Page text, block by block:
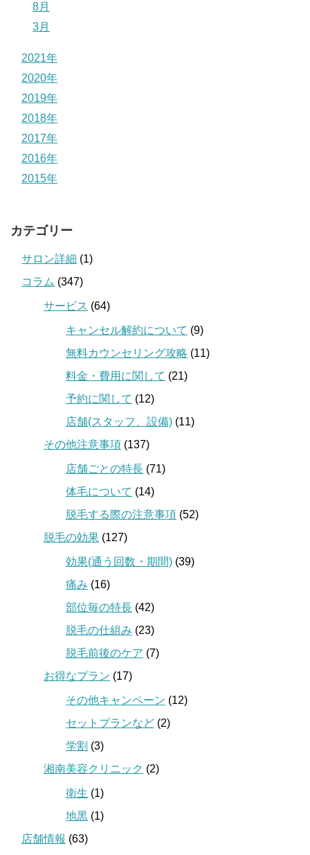
8月
3月
2021年
2020年
2019年
2018年
2017年
2016年
2015年
カテゴリー
サロン詳細 (1)
コラム (347)
サービス (64)
キャンセル解約について (9)
無料カウンセリング攻略 (11)
料金・費用に関して (21)
予約に関して (12)
店舗(スタッフ、設備) (11)
その他注意事項 (137)
店舗ごとの特長 (71)
体毛について (14)
脱毛する際の注意事項 (52)
脱毛の効果 (127)
効果(通う回数・期間) (39)
痛み (16)
部位毎の特長 (42)
脱毛の仕組み (23)
脱毛前後のケア (7)
お得なプラン (17)
その他キャンペーン (12)
セットプランなど (2)
学割 (3)
湘南美容クリニック (2)
衛生 (1)
地黒 (1)
店舗情報 (63)